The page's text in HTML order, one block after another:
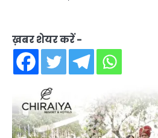
ख़बर शेयर करें -